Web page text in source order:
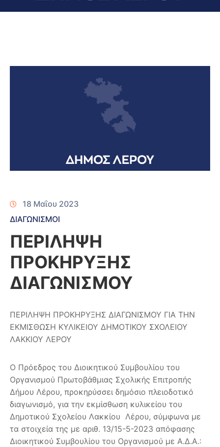
18 Μαΐου 2023
ΔΙΑΓΩΝΙΣΜΟΙ
ΠΕΡΙΛΗΨΗ
ΠΡΟΚΗΡΥΞΗΣ
ΔΙΑΓΩΝΙΣΜΟΥ
ΠΕΡΙΛΗΨΗ ΠΡΟΚΗΡΥΞΗΣ ΔΙΑΓΩΝΙΣΜΟΥ ΓΙΑ ΤΗΝ
ΕΚΜΙΣΘΩΣΗ ΚΥΛΙΚΕΙΟΥ ΔΗΜΟΤΙΚΟΥ ΣΧΟΛΕΙΟΥ
ΛΑΚΚΙΟΥ ΛΕΡΟΥ
O Πρόεδρος του Διοικητικού Συμβουλίου του
Οργανισμού Πρωτοβάθμιας Σχολικής Επιτροπής
Δήμου Λέρου, προκηρύσσει δημόσιο πλειοδοτικό
διαγωνισμό, για την εκμίσθωση κυλικείου του
Δημοτικού Σχολείου Λακκίου Λέρου, σύμφωνα με
τα στοιχεία της με αριθ. 13/15-5-2023 απόφασης
Διοικητικού Συμβουλίου του Οργανισμού με Α.Δ.Α.: